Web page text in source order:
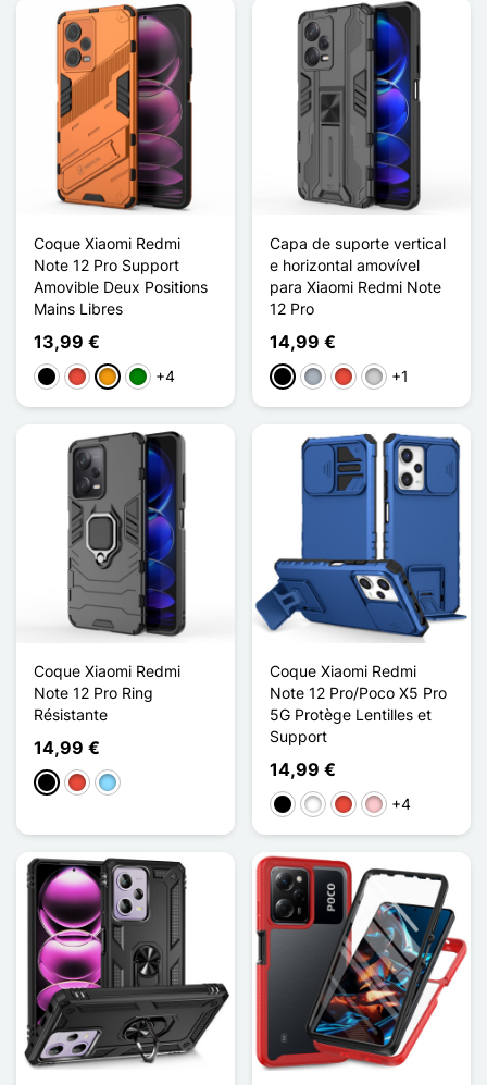
Coque Xiaomi Redmi
Note 12 Pro Support
Amovible Deux Positions
Mains Libres
13,99 €
PretoVermelho
LaranjaVerde
+4
Capa de suporte vertical
e horizontal amovível
para Xiaomi Redmi Note
12 Pro
14,99 €
PretoCinzentoVermelho
Prata
+1
Coque Xiaomi Redmi
Note 12 Pro Ring
Résistante
14,99 €
PretoVermelhoAzul Claro
Coque Xiaomi Redmi
Note 12 Pro/Poco X5 Pro
5G Protège Lentilles et
Support
14,99 €
PretoBrancoVermelho
Rosa+4